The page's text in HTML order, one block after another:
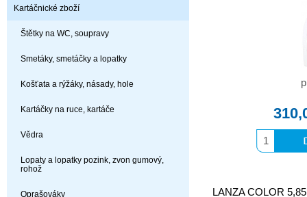
Kartáčnické zboží
Štětky na WC, soupravy
Smetáky, smetáčky a lopatky
Košťata a rýžáky, násady, hole
Kartáčky na ruce, kartáče
Vědra
Lopaty a lopatky pozink, zvon gumový,
rohož
Oprašováky LANZA COLOR